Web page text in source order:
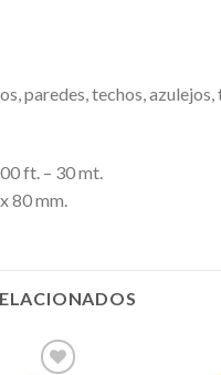
paredes, techos,
ft. – 30 mt.
80 mm.